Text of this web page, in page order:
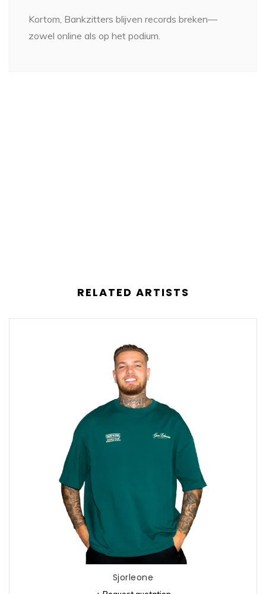
Kortom, Bankzitters blijven records breken—
zowel online als op het podium.
RELATED ARTISTS
Sjorleone